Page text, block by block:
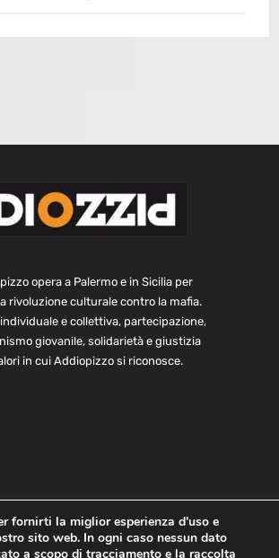
opera a Palermo e in Sicilia per
rivoluzione culturale contro la mafia.
e collettiva, partecipazione,
giovanile, solidarietà e giustizia
in cui Addiopizzo si riconosce.
Statuto e bilancio
Contatti
fornirti la miglior esperienza d'uso e
sito web. In ogni caso nessun dato
a scopo di tracciamento e la raccolta